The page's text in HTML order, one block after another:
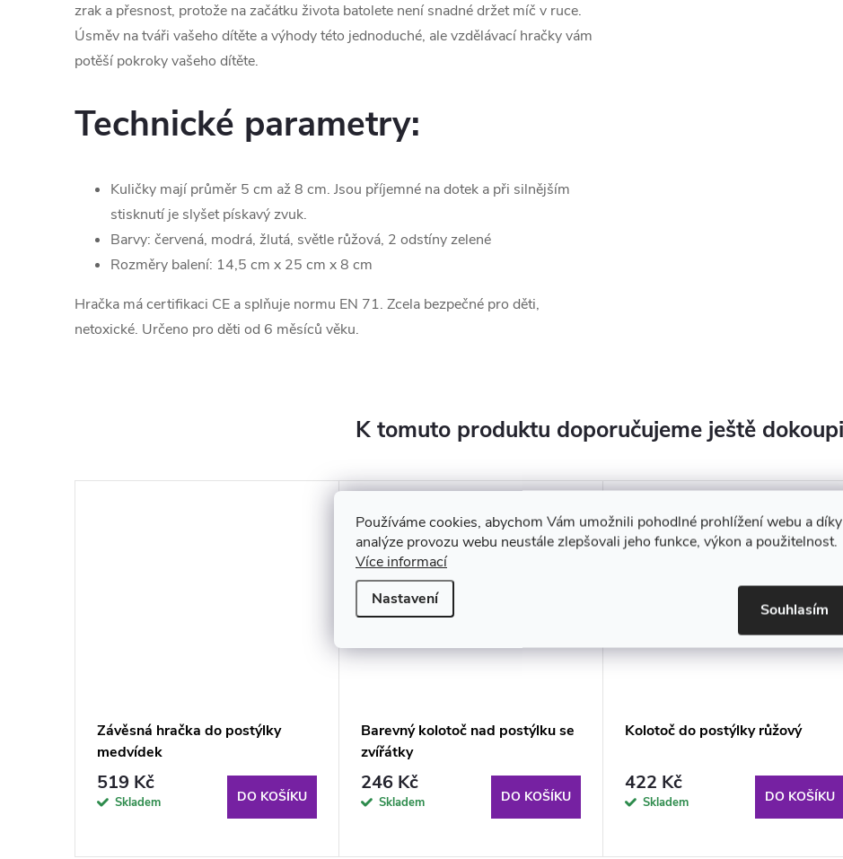
Používáme cookies, abychom Vám umožnili pohodlné prohlížení webu a díky
analýze provozu webu neustále zlepšovali jeho funkce, výkon a použitelnost.
Více informací
Nastavení
Souhlasím
zrak a přesnost, protože na začátku života batolete není snadné držet míč v ruce.
Úsměv na tváři vašeho dítěte a výhody této jednoduché, ale vzdělávací hračky vám
potěší pokroky vašeho dítěte.
Technické parametry:
Kuličky mají průměr 5 cm až 8 cm. Jsou příjemné na dotek a při silnějším
stisknutí je slyšet pískavý zvuk.
Barvy: červená, modrá, žlutá, světle růžová, 2 odstíny zelené
Rozměry balení: 14,5 cm x 25 cm x 8 cm
Hračka má certifikaci CE a splňuje normu EN 71. Zcela bezpečné pro děti,
netoxické. Určeno pro děti od 6 měsíců věku.
K tomuto produktu doporučujeme ještě
Závěsná hračka do postýlky
medvídek
519 Kč
Skladem DO KOŠÍKU
Barevný kolotoč nad postýlku se
zvířátky
246 Kč
Skladem DO KOŠÍKU
Kolotoč do postýlky růžový
422 Kč
Skladem DO KOŠÍKU